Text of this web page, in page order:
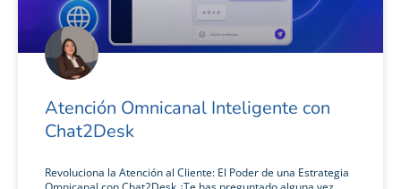
Atención Omnicanal Inteligente con
Chat2Desk
Revoluciona la Atención al Cliente: El Poder de una Estrategia